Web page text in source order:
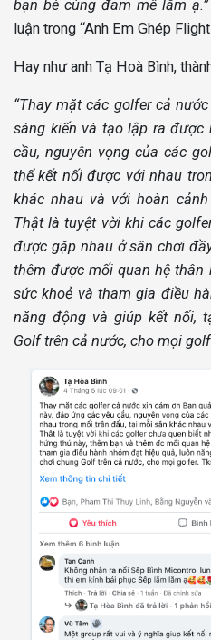
bạn bè cùng đam mê lắm ạ.”
luận trong “Anh Em Ghép
Hay như anh Tạ Hoà Bình,
“Thay mặt các golfer cả
sáng kiến và tạo lập ra được
cầu, nguyên vọng của các
thể kết nối được với nhau
khác nhau và với hoàn
Thật là tuyệt vời khi các
được gặp nhau ở sân chơi
thêm được mối quan hệ thân
sức khoẻ và tham gia điều
năng động và giúp kết nối,
Golf trên cả nước, cho mọi